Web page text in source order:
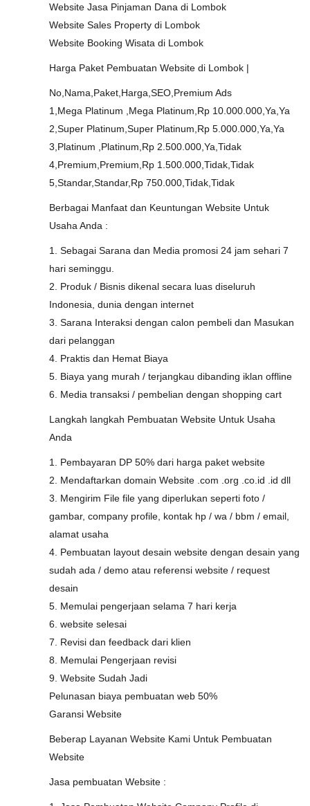
Website Jasa Pinjaman Dana di Lombok
Website Sales Property di Lombok
Website Booking Wisata di Lombok
Harga Paket Pembuatan Website di Lombok |
No,Nama,Paket,Harga,SEO,Premium Ads
1,Mega Platinum ,Mega Platinum,Rp 10.000.000,Ya,Ya
2,Super Platinum,Super Platinum,Rp 5.000.000,Ya,Ya
3,Platinum ,Platinum,Rp 2.500.000,Ya,Tidak
4,Premium,Premium,Rp 1.500.000,Tidak,Tidak
5,Standar,Standar,Rp 750.000,Tidak,Tidak
Berbagai Manfaat dan Keuntungan Website Untuk
Usaha Anda :
1. Sebagai Sarana dan Media promosi 24 jam sehari 7
hari seminggu.
2. Produk / Bisnis dikenal secara luas diseluruh
Indonesia, dunia dengan internet
3. Sarana Interaksi dengan calon pembeli dan Masukan
dari pelanggan
4. Praktis dan Hemat Biaya
5. Biaya yang murah / terjangkau dibanding iklan offline
6. Media transaksi / pembelian dengan shopping cart
Langkah langkah Pembuatan Website Untuk Usaha
Anda
1. Pembayaran DP 50% dari harga paket website
2. Mendaftarkan domain Website .com .org .co.id .id dll
3. Mengirim File file yang diperlukan seperti foto /
gambar, company profile, kontak hp / wa / bbm / email,
alamat usaha
4. Pembuatan layout desain website dengan desain yang
sudah ada / demo atau referensi website / request
desain
5. Memulai pengerjaan selama 7 hari kerja
6. website selesai
7. Revisi dan feedback dari klien
8. Memulai Pengerjaan revisi
9. Website Sudah Jadi
Pelunasan biaya pembuatan web 50%
Garansi Website
Beberap Layanan Website Kami Untuk Pembuatan
Website
Jasa pembuatan Website :